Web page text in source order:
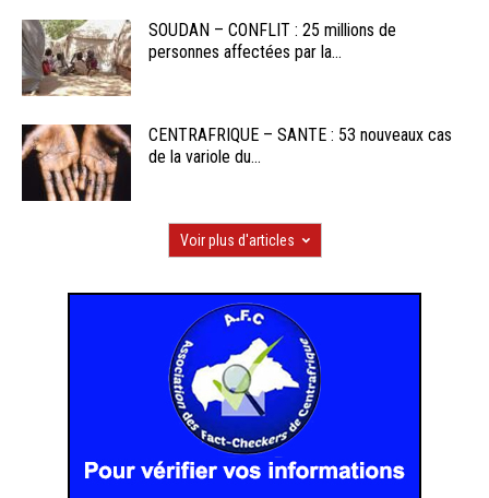
SOUDAN – CONFLIT : 25 millions de
personnes affectées par la...
CENTRAFRIQUE – SANTE : 53 nouveaux cas
de la variole du...
Voir plus d'articles